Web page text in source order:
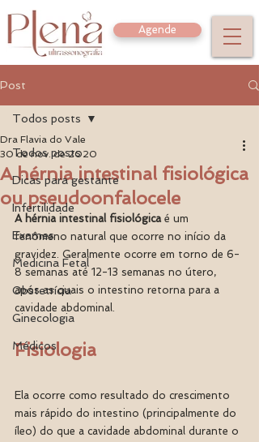
Agende
Post
Todos posts
Dicas para gestante
Infertilidade
Exames
Medicina Fetal
Obstetrícia
Ginecologia
Médicos
Todos posts
A hérnia intestinal fisiológica
ou pseudoonfalocele
Dra Flavia do Vale
30 de nov. de 2020
A hérnia intestinal fisiológica é um
fenômeno natural que ocorre no início da
gravidez. Geralmente ocorre em torno de 6-
8 semanas até 12-13 semanas no útero,
após as quais o intestino retorna para a
cavidade abdominal.
Fisiologia
Ela ocorre como resultado do crescimento
mais rápido do intestino (principalmente do
íleo) do que a cavidade abdominal durante o